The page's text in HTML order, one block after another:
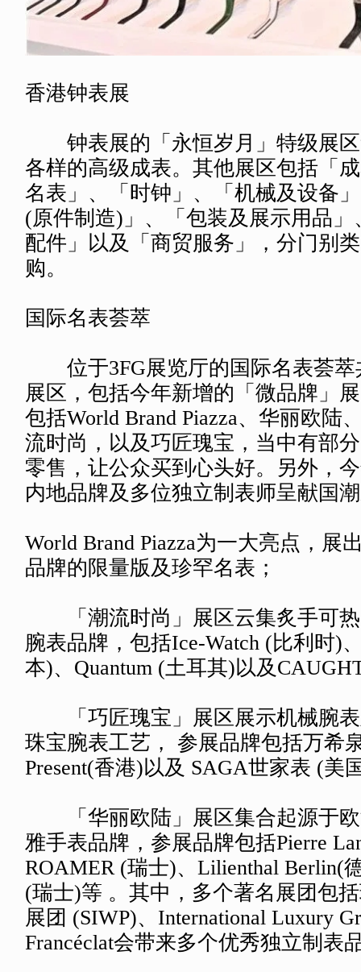
香港钟表展
钟表展的「永恒岁月」特级展区
各样的高级成表。其他展区包括「
名表」、「时钟」、「机械及设备
(原件制造)」、「包装及展示用品」
配件」以及「商贸服务」，分门别
购。
国际名表荟萃
位于3FG展览厅的国际名表荟萃
展区，包括今年新增的「微品牌」
包括World Brand Piazza、华丽欧陆
流时尚，以及巧匠瑰宝，当中有部
零售，让公众买到心头好。另外，
内地品牌及多位独立制表师呈献国
World Brand Piazza为一大亮点，展
品牌的限量版及珍罕名表；
「潮流时尚」展区云集炙手可热
腕表品牌，包括Ice-Watch (比利时)
本)、Quantum (土耳其)以及
「巧匠瑰宝」展区展示机械腕表
珠宝腕表工艺， 参展品牌包括万希
Present(香港)以及 SAGA世家表 (美
「华丽欧陆」展区集合起源于欧
雅手表品牌，参展品牌包括Pierre
ROAMER (瑞士)、Lilienthal Berlin(
(瑞士)等 。其中，多个著名展团包
展团 (SIWP)、International Luxury
Francéclat会带来多个优秀独立制表